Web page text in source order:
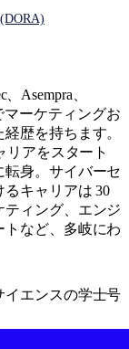
インナップを市
ンテンツ、プラ
た。
Asempra、
マーケティングお
歴を持ちます。
アをスタート
身。サイバーセ
キャリアは 30
ィング、エンジ
など、多岐にわ
エンスの学士号